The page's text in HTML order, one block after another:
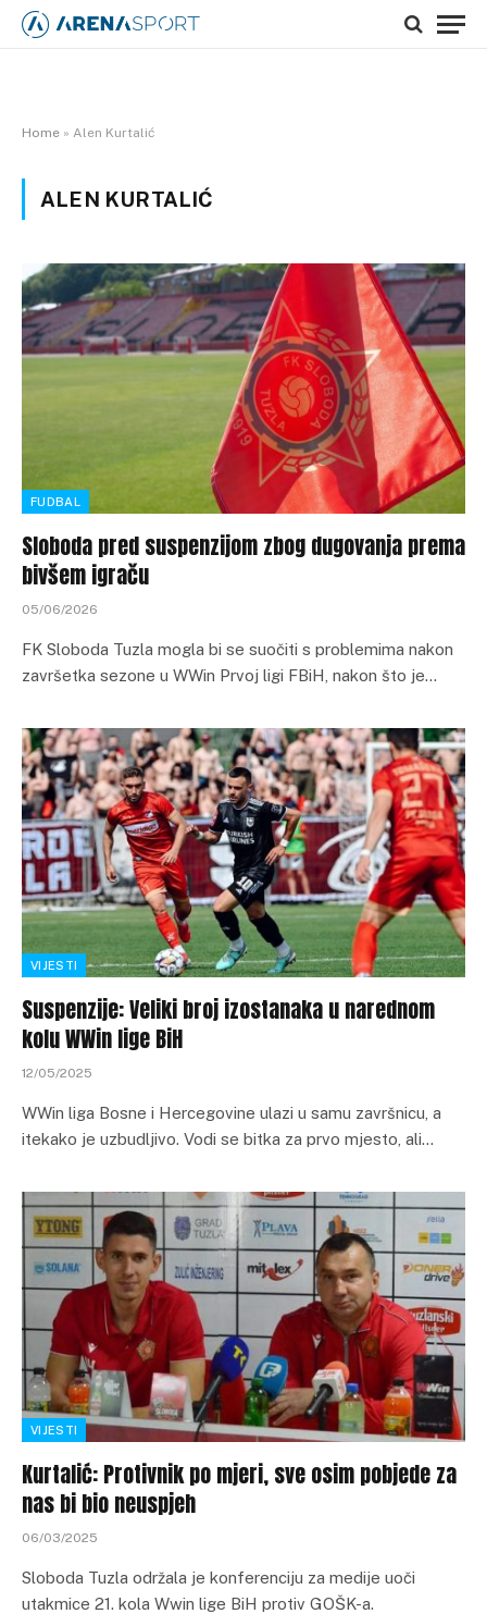
Home » Alen Kurtalić
ALEN KURTALIĆ
FUDBAL
Sloboda pred suspenzijom zbog dugovanja prema
bivšem igraču
05/06/2026
FK Sloboda Tuzla mogla bi se suočiti s problemima nakon
završetka sezone u WWin Prvoj ligi FBiH, nakon što je…
VIJESTI
Suspenzije: Veliki broj izostanaka u narednom
kolu WWin lige BiH
12/05/2025
WWin liga Bosne i Hercegovine ulazi u samu završnicu, a
itekako je uzbudljivo. Vodi se bitka za prvo mjesto, ali…
VIJESTI
Kurtalić: Protivnik po mjeri, sve osim pobjede za
nas bi bio neuspjeh
06/03/2025
Sloboda Tuzla održala je konferenciju za medije uoči
utakmice 21. kola Wwin lige BiH protiv GOŠK-a.